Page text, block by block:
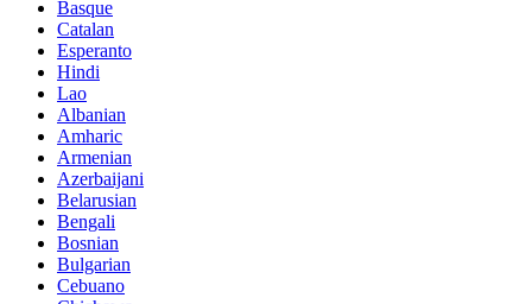
Basque
Catalan
Esperanto
Hindi
Lao
Albanian
Amharic
Armenian
Azerbaijani
Belarusian
Bengali
Bosnian
Bulgarian
Cebuano